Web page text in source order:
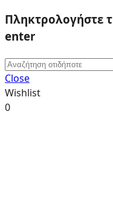
Πληκτρολογήστε
enter
Close
Wishlist
0